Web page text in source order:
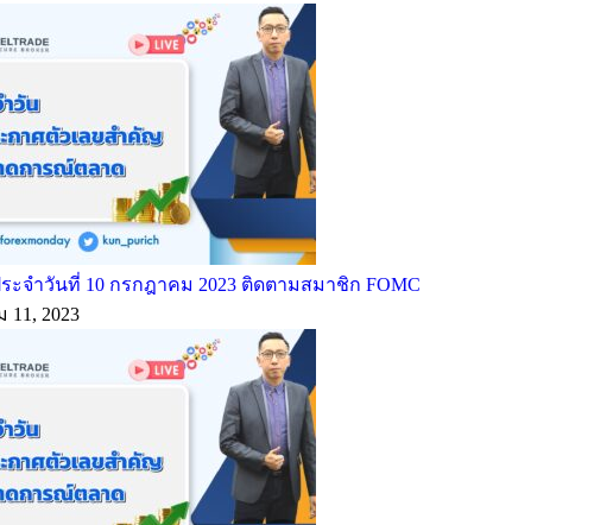
ะจำวันที่ 10 กรกฎาคม 2023 ติดตามสมาชิก FOMC
11, 2023